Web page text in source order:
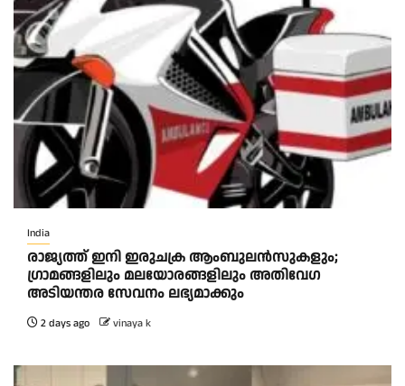
India
രാജ്യത്ത് ഇനി ഇരുചക്ര ആംബുലന്‍സുകളും;
ഗ്രാമങ്ങളിലും മലയോരങ്ങളിലും അതിവേഗ
അടിയന്തര സേവനം ലഭ്യമാക്കും
2 days ago vinaya k